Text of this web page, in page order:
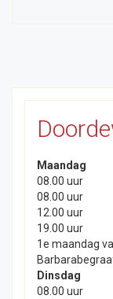
6e video:
van de
Maandag
08.00 uur
08.00 uur
12.00 uur
19.00 uur
1e maandag
Dinsdag
08.00 uur